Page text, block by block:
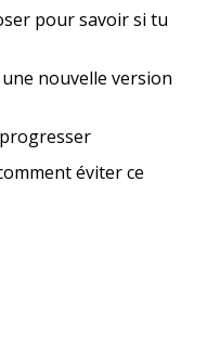
pour savoir si tu
nouvelle version
éviter ce